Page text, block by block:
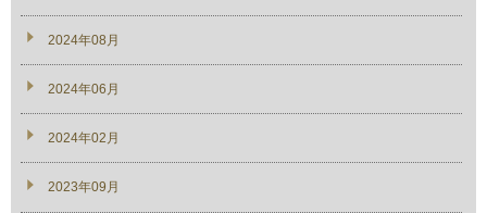
2024年08月
2024年06月
2024年02月
2023年09月